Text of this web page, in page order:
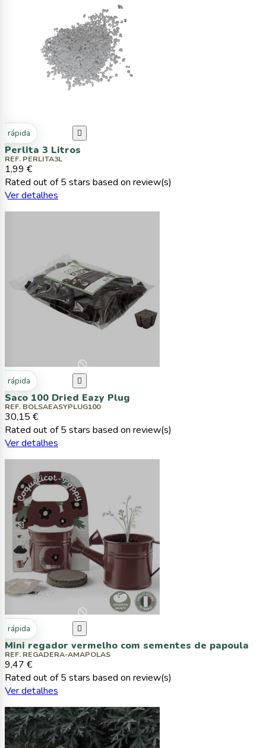
rápida 
Perlita 3 Litros
REF. PERLITA3L
1,99 €
Rated out of 5 stars based on review(s)
Ver detalhes
rápida 
Saco 100 Dried Eazy Plug
REF. BOLSAEASYPLUG100
30,15 €
Rated out of 5 stars based on review(s)
Ver detalhes
rápida 
Mini regador vermelho com sementes de papoula
REF. REGADERA-AMAPOLAS
9,47 €
Rated out of 5 stars based on review(s)
Ver detalhes